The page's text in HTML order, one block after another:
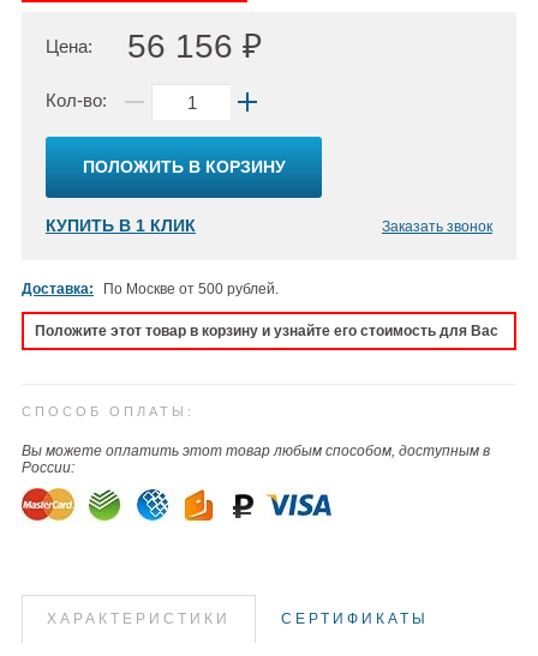
Цена: 56 156 ₽
Кол-во:
ПОЛОЖИТЬ В КОРЗИНУ
КУПИТЬ В 1 КЛИК Заказать звонок
Доставка: По Москве от 500 рублей.
Положите этот товар в корзину и узнайте его стоимость для Вас
СПОСОБ ОПЛАТЫ:
Вы можете оплатить этот товар любым способом, доступным в
России:
ХАРАКТЕРИСТИКИ СЕРТИФИКАТЫ